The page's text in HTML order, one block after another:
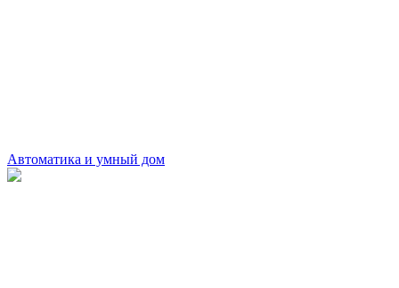
Автоматика и умный дом